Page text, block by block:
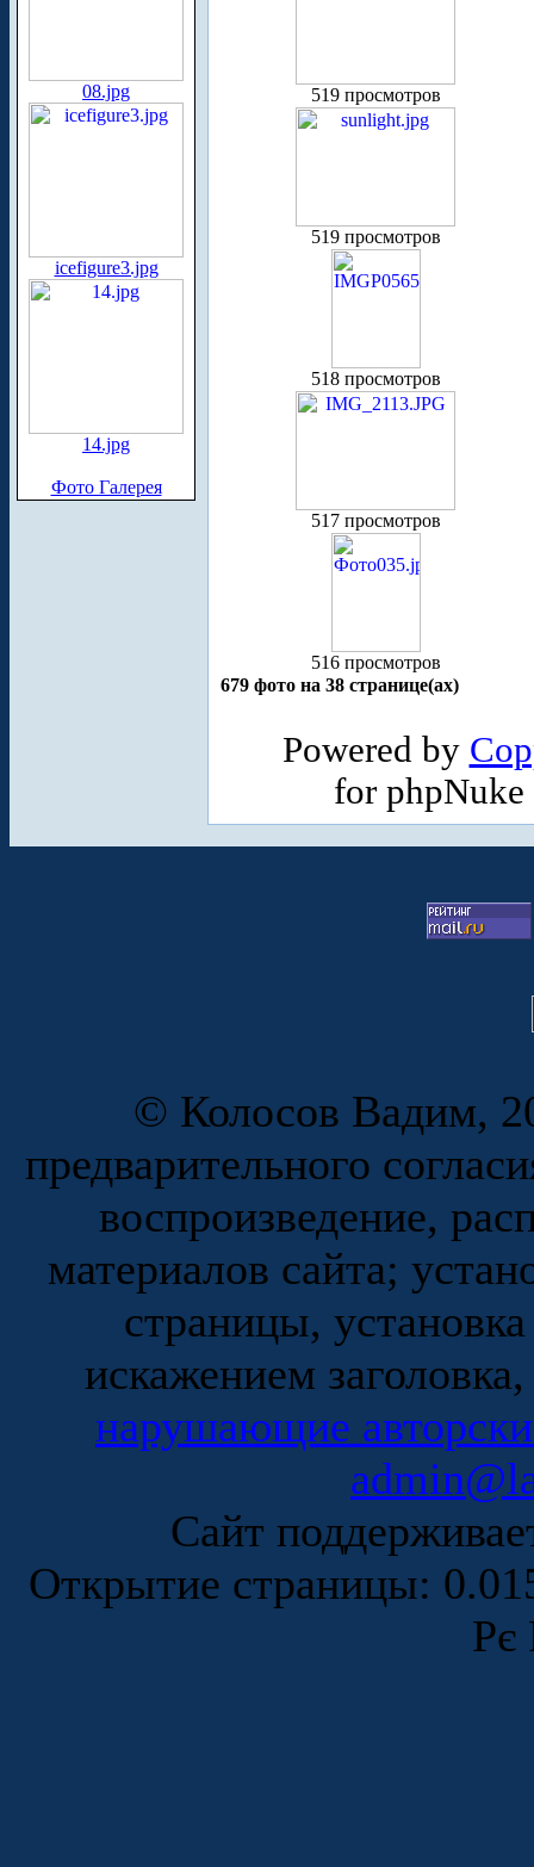
08.jpg
icefigure3.jpg
14.jpg
Фото Галерея
519 просмотров
519 просмотров
518 просмотров
517 просмотров
516 просмотров
679 фото на 38 странице(ах)
Powered by
for
© Колосов Вадим,
предварительного
воспроизведение,
материалов сайта;
страницы,
искажением
нарушающие
Сайт
Открытие страницы:
Рє